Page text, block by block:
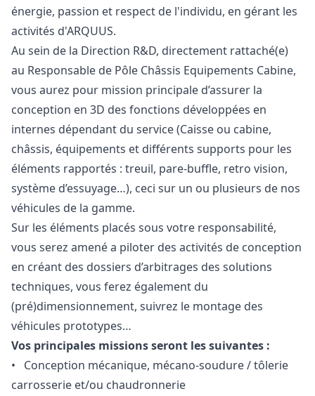
énergie, passion et respect de l'individu, en gérant les
activités d'ARQUUS.
Au sein de la Direction R&D, directement rattaché(e)
au Responsable de Pôle Châssis Equipements Cabine,
vous aurez pour mission principale d’assurer la
conception en 3D des fonctions développées en
internes dépendant du service (Caisse ou cabine,
châssis, équipements et différents supports pour les
éléments rapportés : treuil, pare-buffle, retro vision,
système d’essuyage…), ceci sur un ou plusieurs de nos
véhicules de la gamme.
Sur les éléments placés sous votre responsabilité,
vous serez amené a piloter des activités de conception
en créant des dossiers d’arbitrages des solutions
techniques, vous ferez également du
(pré)dimensionnement, suivrez le montage des
véhicules prototypes…
Vos principales missions seront les suivantes :
• Conception mécanique, mécano-soudure / tôlerie
carrosserie et/ou chaudronnerie